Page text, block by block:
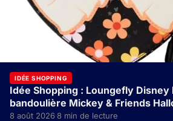
IDÉE SHOPPING
Idée Shopping : Loungefly Disney
bandoulière Mickey & Friends
8 août 2026·8 min de lecture